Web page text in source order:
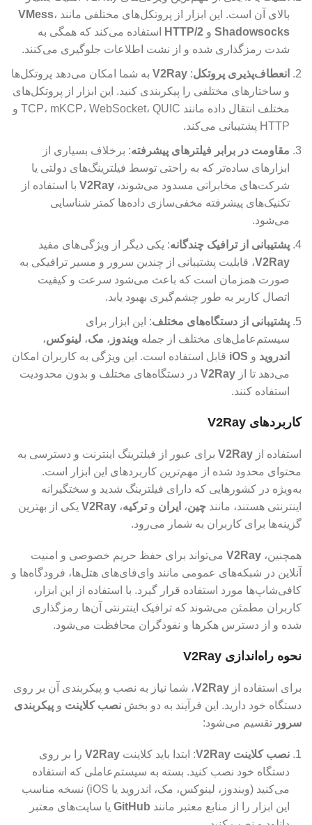
بالای آن است. این ابزار از پروتکل‌های مختلفی مانند VMess،
Shadowsocks و HTTP/2
استفاده می‌کند که همگی به
شدت رمزگذاری شده و از نشت اطلاعات جلوگیری می‌کنند.
انعطاف‌پذیری پروتکل:
V2Ray به شما امکان می‌دهد پروتکل‌ها
و ساختارهای مختلفی را پیکربندی کنید. این ابزار از پروتکل‌های
مختلف انتقال داده مانند TCP، mKCP، WebSocket، QUIC و
HTTP پشتیبانی می‌کند.
مقاومت در برابر فیلترهای پیشرفته: برخلاف بسیاری از
ابزارهای ساده‌تر که به راحتی توسط فیلترینگ‌های دولتی یا
شرکت‌های مخابراتی مسدود می‌شوند، V2Ray با استفاده از
تکنیک‌های پیشرفته مخفی‌سازی داده‌ها کمتر شناسایی
می‌شود.
پشتیبانی از ترافیک چندگانه: یکی دیگر از ویژگی‌های مفید
V2Ray، قابلیت پشتیبانی از چندین سرور و مسیر ترافیکی به
صورت همزمان است که باعث می‌شود سرعت و کیفیت
اتصال کاربر به طور چشم‌گیری بهبود یابد.
پشتیبانی از دستگاه‌های مختلف: این ابزار برای
سیستم‌عامل‌های مختلف از جمله ویندوز ، مک، لینوکس،
اندروید و iOS قابل استفاده است. این ویژگی به کاربران امکان
می‌دهد تا از V2Ray در دستگاه‌های مختلف و بدون محدودیت
استفاده کنند.
کاربردهای V2Ray
استفاده از V2Ray برای عبور از فیلترینگ اینترنت و دسترسی به
محتوای محدود شده از مهم‌ترین کاربردهای این ابزار است.
به‌ویژه در کشورهایی که دارای فیلترینگ شدید و سختگیرانه
اینترنتی هستند، مانند چین، ایران وترکیه، V2Ray یکی از بهترین
گزینه‌ها برای کاربران به شمار می‌رود.
همچنین، V2Ray می‌تواند برای حفظ حریم خصوصی و امنیت
آنلاین در شبکه‌های عمومی مانند وای‌فای‌های هتل‌ها، فرودگاه‌ها و
کافی‌شاپ‌ها مورد استفاده قرار گیرد. با استفاده از این ابزار،
کاربران مطمئن می‌شوند که ترافیک اینترنتی آن‌ها رمزگذاری
شده و از دسترس هکرها و نفوذگران محافظت می‌شود.
نحوه راه‌اندازی V2Ray
برای استفاده از V2Ray، شما نیاز به نصب و پیکربندی آن بر روی
دستگاه خود دارید. این فرآیند به دو بخش نصب کلاینت و پیکربندی
سرور تقسیم می‌شود:
نصب کلاینت V2Ray : ابتدا باید کلاینت V2Ray را بر روی
دستگاه خود نصب کنید. بسته به سیستم‌عاملی که استفاده
می‌کنید (ویندوز، لینوکس، مک، اندروید یا iOS) نسخه مناسب
این ابزار را از منابع معتبر مانند GitHub یا سایت‌های معتبر